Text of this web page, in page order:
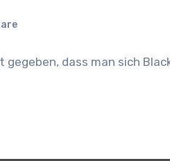
gegeben, dass man sich